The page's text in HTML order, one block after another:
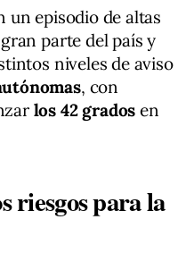
un episodio de altas
parte del país y
niveles de aviso
, con
los 42 grados en
riesgos para la